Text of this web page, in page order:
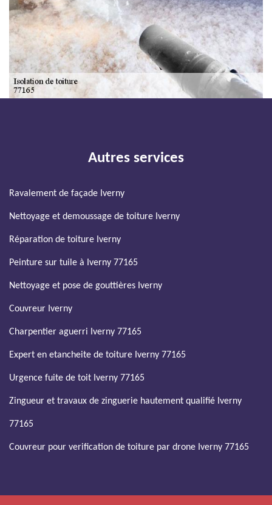
Autres services
Ravalement de façade Iverny
Nettoyage et demoussage de toiture Iverny
Réparation de toiture Iverny
Peinture sur tuile à Iverny 77165
Nettoyage et pose de gouttières Iverny
Couvreur Iverny
Charpentier aguerri Iverny 77165
Expert en etancheite de toiture Iverny 77165
Urgence fuite de toit Iverny 77165
Zingueur et travaux de zinguerie hautement qualifié Iverny
77165
Couvreur pour verification de toiture par drone Iverny 77165